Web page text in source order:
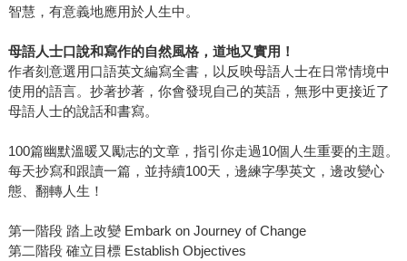
智慧，有意義地應用於人生中。
母語人士口說和寫作的自然風格，道地又實用！
作者刻意選用口語英文編寫全書，以反映母語人士在日常情境中
使用的語言。抄著抄著，你會發現自己的英語，無形中更接近了
母語人士的說話和書寫。
100篇幽默溫暖又勵志的文章，指引你走過10個人生重要的主題。
每天抄寫和跟讀一篇，並持續100天，邊練字學英文，邊改變心
態、翻轉人生！
第一階段 踏上改變 Embark on Journey of Change
第二階段 確立目標 Establish Objectives